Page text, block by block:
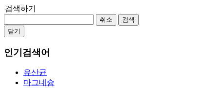
검색하기
취소
검색
닫기
인기검색어
유산균
마그네슘